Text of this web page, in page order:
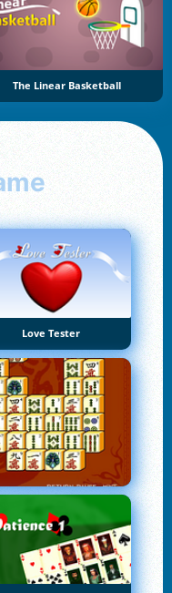
The Linear Basketball
Love Tester